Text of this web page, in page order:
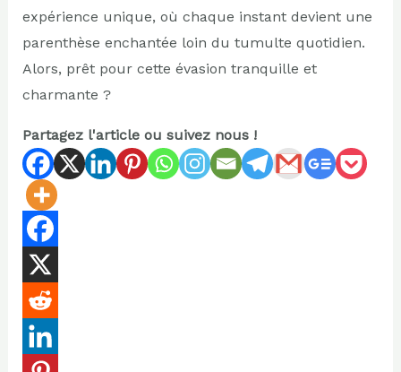
expérience unique, où chaque instant devient une
parenthèse enchantée loin du tumulte quotidien.
Alors, prêt pour cette évasion tranquille et
charmante ?
Partagez l'article ou suivez nous !